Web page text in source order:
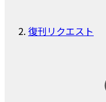
復刊リクエスト